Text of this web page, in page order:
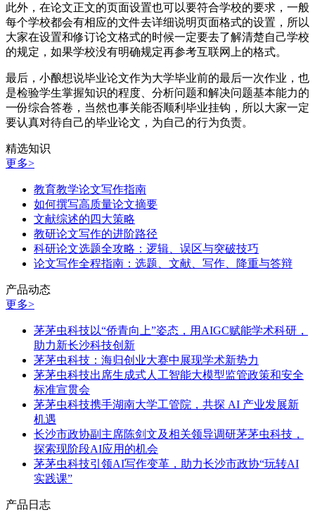
此外，在论文正文的页面设置也可以要符合学校的要求，一般
每个学校都会有相应的文件去详细说明页面格式的设置，所以
大家在设置和修订论文格式的时候一定要去了解清楚自己学校
的规定，如果学校没有明确规定再参考互联网上的格式。
最后，小酿想说毕业论文作为大学毕业前的最后一次作业，也
是检验学生掌握知识的程度、分析问题和解决问题基本能力的
一份综合答卷，当然也事关能否顺利毕业挂钩，所以大家一定
要认真对待自己的毕业论文，为自己的行为负责。
精选知识
更多>
教育教学论文写作指南
如何撰写高质量论文摘要
文献综述的四大策略
教研论文写作的进阶路径
科研论文选题全攻略：逻辑、误区与突破技巧
论文写作全程指南：选题、文献、写作、降重与答辩
产品动态
更多>
茅茅虫科技以“侨青向上”姿态，用AIGC赋能学术科研，
助力新长沙科技创新
茅茅虫科技：海归创业大赛中展现学术新势力
茅茅虫科技出席生成式人工智能大模型监管政策和安全
标准宣贯会
茅茅虫科技携手湖南大学工管院，共探 AI 产业发展新
机遇
长沙市政协副主席陈剑文及相关领导调研茅茅虫科技，
探索现阶段AI应用的机会
茅茅虫科技引领AI写作变革，助力长沙市政协“玩转AI
实践课”
产品日志